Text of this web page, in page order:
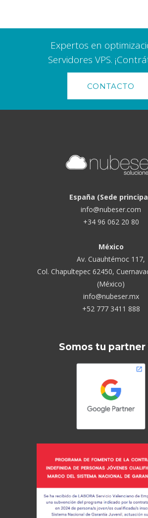
Expertos en
Servidores VPS.
CONTACTO
España (Sede
info@nubeser.com
+34 96 062 20 80
México
Av. Cuauhtémoc 117,
Col. Chapultepec 62450,
(México)
info@nubeser.mx
+52 777 3411 888
Somos tu partner